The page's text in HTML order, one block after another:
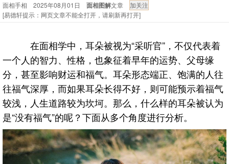
2026年化太岁锦囊属马、鼠、牛、龙、兔、狗、鸡生肖化太岁开始预
订！！
2025-10-01
易德轩首席风水大师铁笔居士简介！！
2021-9-2
易德轩通告：本网站易德轩商标及LOGO注册声明
2021-9-7
面相手相 2025年08月01日 面相图解文章
[易德轩提示：网页文章不能全打开，请刷新再打开]
在面相学中，耳朵被视为“采听官”，不仅代表着
一个人的智力、性格，也象征着早年的运势、父母缘
分，甚至影响财运和福气。耳朵形态端正、饱满的人往
往福气深厚，而如果耳朵长得不好，则可能预示着福气
较浅，人生道路较为坎坷。那么，什么样的耳朵被认为
是“没有福气”的呢？下面从多个角度进行分析。